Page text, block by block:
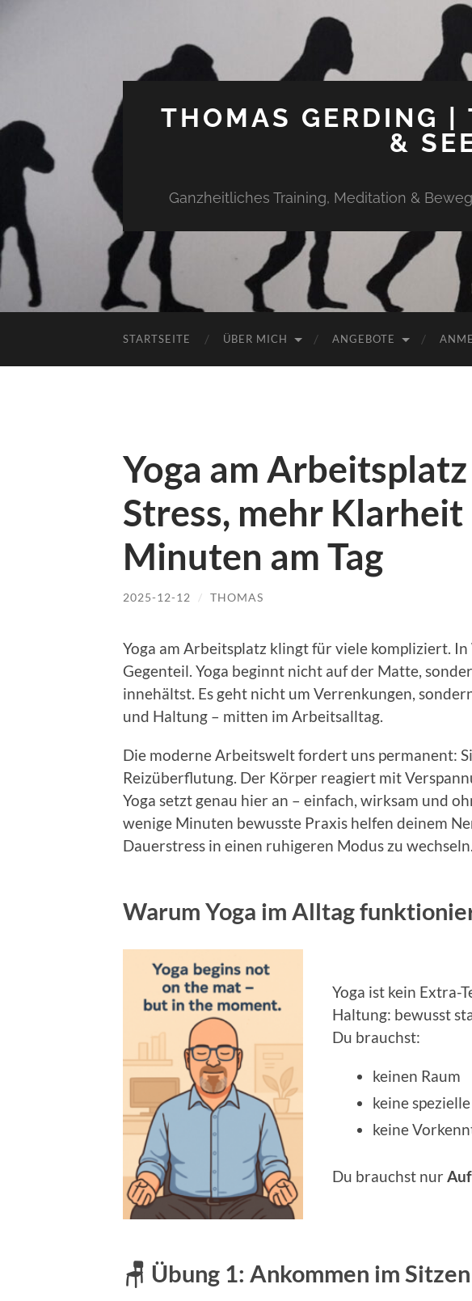
THOMAS GERDING |
&
Ganzheitliches Training, Meditation &
STARTSEITE ÜBER MICH ANGEBOTE
Yoga am
Stress, mehr
Minuten am Tag
2025-12-12 / THOMAS
Yoga am Arbeitsplatz klingt für viele kompliziert. In
Gegenteil. Yoga beginnt nicht auf der Matte,
innehältst. Es geht nicht um Verrenkungen,
und Haltung – mitten im Arbeitsalltag.
Die moderne Arbeitswelt fordert uns permanent:
Reizüberflutung. Der Körper reagiert mit
Yoga setzt genau hier an – einfach, wirksam und
wenige Minuten bewusste Praxis helfen deinem
Dauerstress in einen ruhigeren Modus zu wechseln.
Warum Yoga im Alltag
Yoga ist kein Extra-
Haltung: bewusst
Du brauchst:
keinen Raum
keine
keine
Du brauchst nur
🪑 Übung 1: Ankommen im